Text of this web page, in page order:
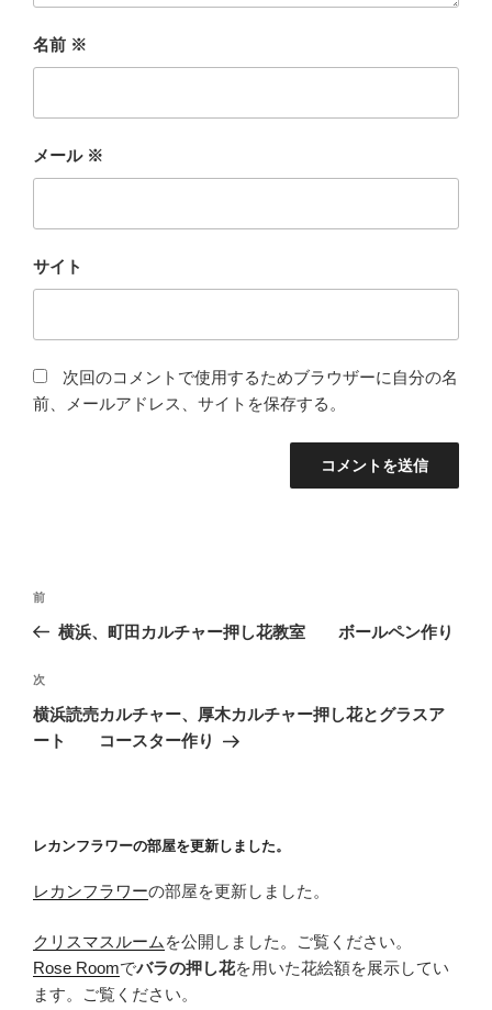
名前 ※
メール ※
サイト
次回のコメントで使用するためブラウザーに自分の名
前、メールアドレス、サイトを保存する。
投
ナ
ビ
ゲ
ー
前
の
稿
前
横浜、町田カルチャー押し花教室 ボールペン作り
次
の
次
横浜読売カルチャー、厚木カルチャー押し花とグラスア
ート コースター作り
レカンフラワーの部屋を更新しました。
レカンフラワーの部屋を更新しました。
クリスマスルーム を公開しました。ご覧ください。
Rose Roomでバラの押し花を用いた花絵額を展示してい
ます。ご覧ください。